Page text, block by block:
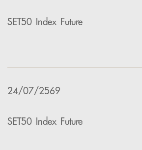
SET50 Index Future
24/07/2569
SET50 Index Future